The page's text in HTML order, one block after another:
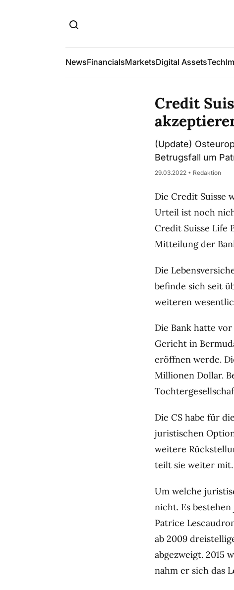
NewsFinancialsMarketsDigital AssetsTech
Credit
(Update)
Betrugsfall um
29.03.2022 • Redaktion
Die Credit Suisse
Urteil ist noch
Credit Suisse Life
Mitteilung der
Die
befinde sich seit
weiteren
Die Bank hatte
Gericht in
eröffnen werde.
Millionen Dollar.
Die CS habe für
juristischen
weitere
teilt sie weiter mit.
Um welche
nicht. Es
Patrice
ab 2009
abgezweigt. 2015
nahm er sich das